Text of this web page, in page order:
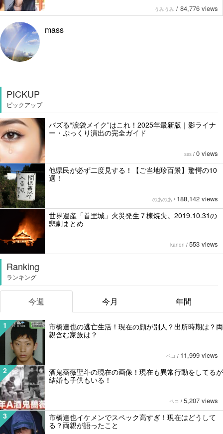
うみうみ / 84,776 views
mass
PICKUP
ピックアップ
バズる“涙袋メイク”はこれ！2025年最新版｜影ライナ
ー・ぷっくり演出の完全ガイド
sss / 0 views
他県民が必ず二度見する！【ご当地珍百景】驚愕の10
選！
のあのあ / 188,142 views
世界遺産「首里城」火災発生７棟焼失。2019.10.31の
悲劇まとめ
kanon / 553 views
Ranking
ランキング
今週 今月 年間
1
市橋達也の逃亡生活！現在の顔が別人？出所時期は？両
親含む家族は？
ペコ / 11,999 views
2
酒鬼薔薇聖斗の現在の画像！現在も異常行動をしてるが
結婚も子供もいる！
ペコ / 5,207 views
3
市橋達也イケメンでスペック高すぎ！現在はどうして
る？両親が語ったこと